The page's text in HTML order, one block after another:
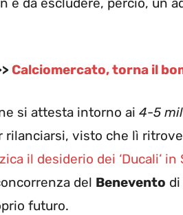
Calciomercato, torna il
si attesta intorno ai 4-5
rilanciarsi, visto che lì
il desiderio dei ‘Ducali’ in
del Benevento di
futuro.